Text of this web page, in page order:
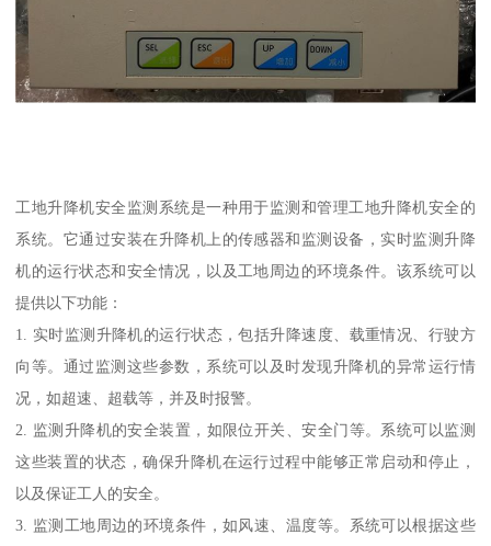
工地升降机安全监测系统是一种用于监测和管理工地升降机安全的
系统。它通过安装在升降机上的传感器和监测设备，实时监测升降
机的运行状态和安全情况，以及工地周边的环境条件。该系统可以
提供以下功能：
1. 实时监测升降机的运行状态，包括升降速度、载重情况、行驶方
向等。通过监测这些参数，系统可以及时发现升降机的异常运行情
况，如超速、超载等，并及时报警。
2. 监测升降机的安全装置，如限位开关、安全门等。系统可以监测
这些装置的状态，确保升降机在运行过程中能够正常启动和停止，
以及保证工人的安全。
3. 监测工地周边的环境条件，如风速、温度等。系统可以根据这些